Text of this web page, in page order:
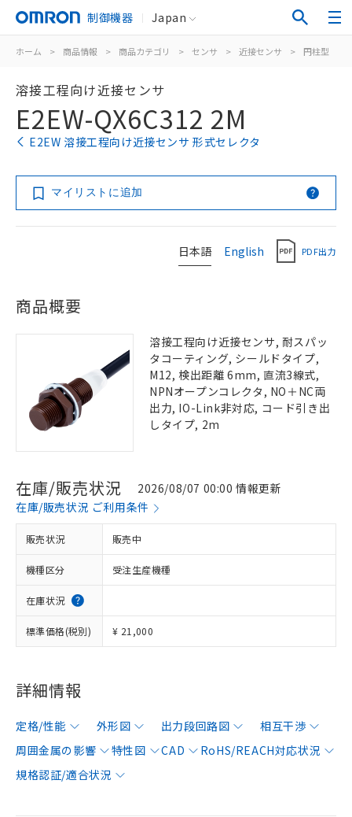
制御機器 Japan
ホーム > 商品情報 > 商品カテゴリ > センサ > 近接センサ > 円柱型
溶接工程向け近接センサ
E2EW-QX6C312 2M
E2EW 溶接工程向け近接センサ 形式セレクタ
マイリストに追加
日本語 English PDF出力
商品概要
溶接工程向け近接センサ, 耐スパッ
タコーティング, シールドタイプ,
M12, 検出距離 6mm, 直流3線式,
NPNオープンコレクタ, NO＋NC両
出力, IO-Link非対応, コード引き出
しタイプ, 2m
在庫/販売状況
2026/08/07 00:00 情報更新
在庫/販売状況 ご利用条件
販売状況 販売中
機種区分 受注生産機種
在庫状況
標準価格(税別) ¥ 21,000
詳細情報
定格/性能 外形図 出力段回路図
相互干渉
周囲金属の影響
特性図 CAD
RoHS/REACH対応状況
規格認証/適合状況